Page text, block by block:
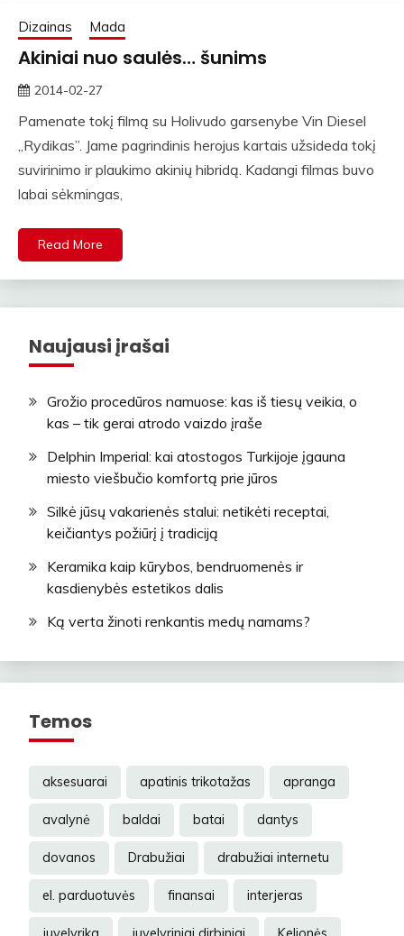
Dizainas Mada
Akiniai nuo saulės… šunims
2014-02-27
Pamenate tokį filmą su Holivudo garsenybe Vin Diesel
„Rydikas”. Jame pagrindinis herojus kartais užsideda tokį
suvirinimo ir plaukimo akinių hibridą. Kadangi filmas buvo
labai sėkmingas,
Read More
Naujausi įrašai
Grožio procedūros namuose: kas iš tiesų veikia, o
kas – tik gerai atrodo vaizdo įraše
Delphin Imperial: kai atostogos Turkijoje įgauna
miesto viešbučio komfortą prie jūros
Silkė jūsų vakarienės stalui: netikėti receptai,
keičiantys požiūrį į tradiciją
Keramika kaip kūrybos, bendruomenės ir
kasdienybės estetikos dalis
Ką verta žinoti renkantis medų namams?
Temos
aksesuarai apatinis trikotažas apranga
avalynė baldai batai dantys
dovanos Drabužiai drabužiai internetu
el. parduotuvės finansai interjeras